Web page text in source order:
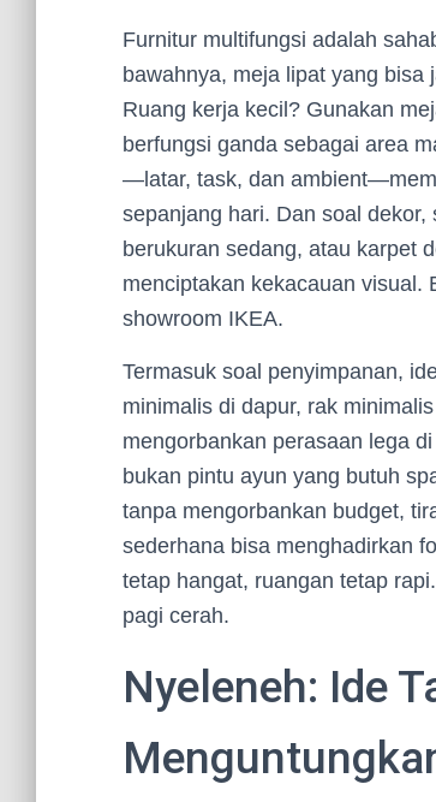
Furnitur multifungsi adalah
bawahnya, meja lipat yang
Ruang kerja kecil? Gunakan
berfungsi ganda sebagai area
—latar, task, dan
sepanjang hari. Dan soal
berukuran sedang, atau karpet
menciptakan kekacauan visual.
showroom IKEA.
Termasuk soal penyimpanan,
minimalis di dapur, rak
mengorbankan perasaan lega
bukan pintu ayun yang butuh
tanpa mengorbankan budget,
sederhana bisa menghadirkan
tetap hangat, ruangan tetap
pagi cerah.
Nyeleneh: Ide